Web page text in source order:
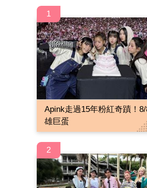
1
Apink走過15年粉紅奇蹟！
雄巨蛋
2